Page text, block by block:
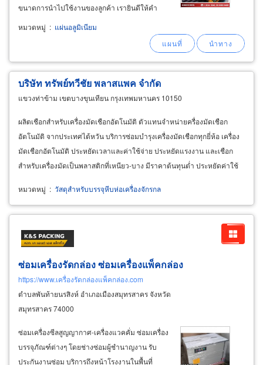
ขนาดการนำไปใช้งานของลูกค้า เรายินดีให้คำ
ปรึกษาในการเลือกผลิตภัณฑ์ให้ตรงกับการใช้งาน
รวมทั้งจัดหาสินค้าในกลุ่มแผ่น ม้วน อลูมิเนียม สเต
หมวดหมู่ : แผ่นอลูมิเนียม
บริษัท ทรัพย์ทวีชัย พลาสแพค จำกัด
แขวงท่าข้าม เขตบางขุนเทียน กรุงเทพมหานคร 10150
ผลิตเชือกสำหรับเครื่องมัดเชือกอัตโนมัติ ตัวแทนจำหน่ายครื่องมัดเชือก
อัตโนมัติ จากประเทศไต้หวัน บริการซ่อมบำรุงเครื่องมัดเชือกทุกยี่ห้อ เครื่อง
มัดเชือกอัตโนมัติ ประหยัดเวลาและค่าใช้จ่าย ประหยัดแรงงาน และเชือก
สำหรับเครื่องมัดเป็นพลาสติกที่เหนียว-บาง มีราคาต้นทุนต่ำ ประหยัดค่าใช้
หมวดหมู่ : วัสดุสำหรับบรรจุหีบห่อเครื่องจักรกล
ซ่อมเครื่องรัดกล่อง ซ่อมเครื่องแพ็คกล่อง
https://www.เครื่องรัดกล่องแพ็คกล่อง.com
ตำบลพันท้ายนรสิงห์ อำเภอเมืองสมุทรสาคร จังหวัด
สมุทรสาคร 74000
ซ่อมเครื่องซีลสูญญากาศ-เครื่องแวคคั่ม ซ่อมเครื่อง
บรรจุภัณฑ์ต่างๆ โดยช่างซ่อมผู้ชำนาญงาน รับ
ประกันงานซ่อม บริการถึงหน้าโรงงานในพื้นที่